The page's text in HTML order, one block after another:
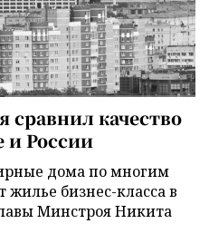
качество
России
дома по многим
бизнес-класса в
Минстроя Никита